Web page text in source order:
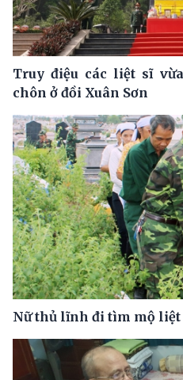
Truy điệu các liệt sĩ
chôn ở đồi Xuân Sơn
Nữ thủ lĩnh đi tìm mộ liệt